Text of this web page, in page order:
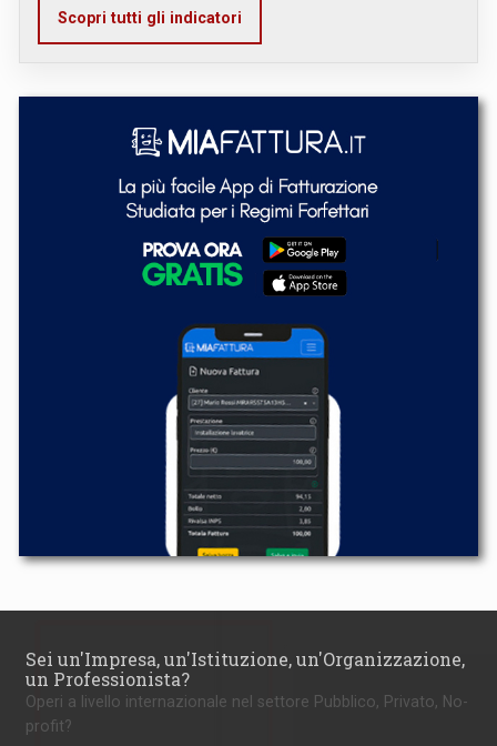
Scopri tutti gli indicatori
Sei un'Impresa, un'Istituzione, un'Organizzazione,
un Professionista?
Operi a livello internazionale nel settore Pubblico, Privato, No-
profit?